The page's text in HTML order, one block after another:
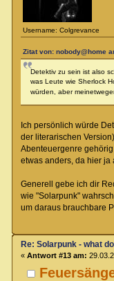
Username: Colgrevance
Zitat von: nobody@home
Detektiv zu sein ist also
was Leute wie Sherlock
würden, aber
Ich persönlich würde
der literarischen
Abenteuergenre
etwas anders, da hier ja
Generell gebe ich dir
wie "Solarpunk"
um daraus brauchbare
Re: Solarpunk - what
« Antwort #13 am: